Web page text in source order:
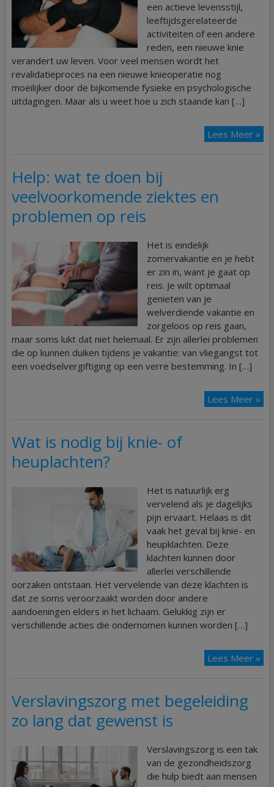
een actieve levensstijl,
leeftijdsgerelateerde
activiteiten of een andere
reden, een nieuwe knie
verandert uw leven. Voor veel mensen wordt het
revalidatieproces na een nieuwe knieoperatie nog
moeilijker door de bijkomende fysieke en psychologische
uitdagingen. Maar als u weet hoe u zich staande kan […]
Lees Meer »
Help: wat te doen bij
veelvoorkomende ziektes en
problemen op reis
Het is eindelijk
zomervakantie en je hebt
er zin in, want je gaat op
reis. Je wilt optimaal
genieten van je
welverdiende vakantie en
zorgeloos op reis gaan,
maar soms lukt dat niet helemaal. Er zijn allerlei problemen
die op kunnen duiken tijdens je vakantie: van vliegangst tot
een voedselvergiftiging op een verre bestemming. In […]
Lees Meer »
Wat is nodig bij knie- of
heuplachten?
Het is natuurlijk erg
vervelend als je dagelijks
pijn ervaart. Helaas is dit
vaak het geval bij knie- en
heupklachten. Deze
klachten kunnen door
allerlei verschillende
oorzaken ontstaan. Het vervelende van deze klachten is
dat ze soms veroorzaakt worden door andere
aandoeningen elders in het lichaam. Gelukkig zijn er
verschillende acties die ondernomen kunnen worden […]
Lees Meer »
Verslavingszorg met begeleiding
zo lang dat gewenst is
Verslavingszorg is een tak
van de gezondheidszorg
die hulp biedt aan mensen